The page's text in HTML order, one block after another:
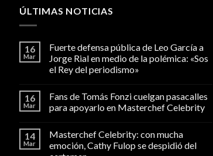
ÚLTIMAS NOTICIAS
16
Mar
Fuerte defensa pública de Leo García a
Jorge Rial en medio de la polémica: «Sos
el Rey del periodismo»
16
Mar
Fans de Tomás Fonzi cuelgan pasacalles
para apoyarlo en Masterchef Celebrity
14
Mar
Masterchef Celebrity: con mucha
emoción, Cathy Fulop se despidió del